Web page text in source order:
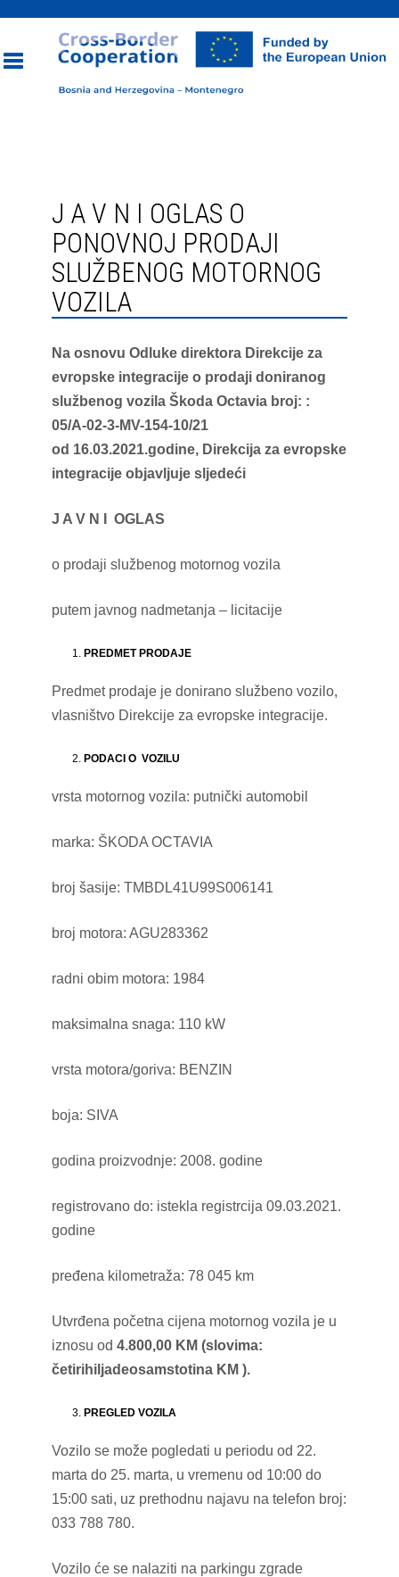
J A V N I OGLAS O
PONOVNOJ PRODAJI
SLUŽBENOG MOTORNOG
VOZILA
Na osnovu Odluke direktora Direkcije za
evropske integracije o prodaji doniranog
službenog vozila Škoda Octavia broj: :
05/A-02-3-MV-154-10/21
od 16.03.2021.godine, Direkcija za evropske
integracije objavljuje sljedeći
J A V N I OGLAS
o prodaji službenog motornog vozila
putem javnog nadmetanja – licitacije
PREDMET PRODAJE
Predmet prodaje je donirano službeno vozilo,
vlasništvo Direkcije za evropske integracije.
PODACI O VOZILU
vrsta motornog vozila: putnički automobil
marka: ŠKODA OCTAVIA
broj šasije: TMBDL41U99S006141
broj motora: AGU283362
radni obim motora: 1984
maksimalna snaga: 110 kW
vrsta motora/goriva: BENZIN
boja: SIVA
godina proizvodnje: 2008. godine
registrovano do: istekla registrcija 09.03.2021.
godine
pređena kilometraža: 78 045 km
Utvrđena početna cijena motornog vozila je u
iznosu od 4.800,00 KM (slovima:
četirihiljadeosamstotina KM ).
PREGLED VOZILA
Vozilo se može pogledati u periodu od 22.
marta do 25. marta, u vremenu od 10:00 do
15:00 sati, uz prethodnu najavu na telefon broj:
033 788 780.
Vozilo će se nalaziti na parkingu zgrade